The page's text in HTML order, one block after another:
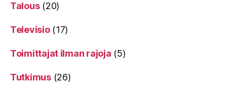
Talous(20)
Televisio(17)
Toimittajat ilman rajoja (5)
Tutkimus(26)